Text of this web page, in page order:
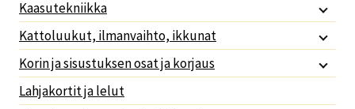
Kaasutekniikka
Kattoluukut, ilmanvaihto, ikkunat
Korin ja sisustuksen osat ja korjaus
Lahjakortit ja lelut